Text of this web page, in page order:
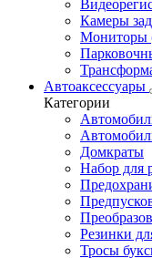
Камеры
Мониторы
Автоаксессуары
Категории
Домкраты
Набор для
Резинки
Тросы